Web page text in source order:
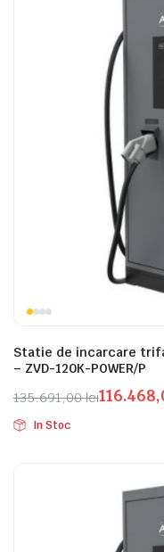
Statie de incarcare
– ZVD-120K-POWER/P
135.691,00lei
Prețul
inițial
Prețul
curent
In Stoc